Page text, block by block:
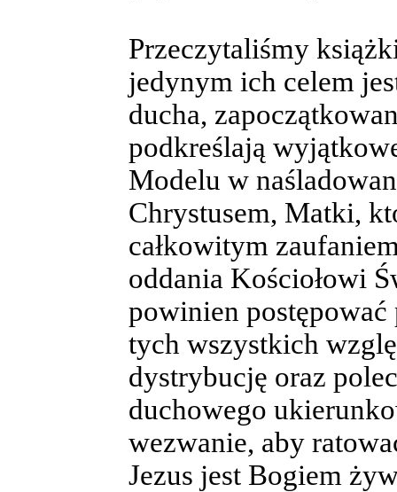
Przeczytaliśmy
jedynym ich celem
ducha,
podkreślają
Modelu w
Chrystusem, Matki,
całkowitym
oddania Kościołowi
powinien
tych wszystkich
dystrybucję oraz
duchowego
wezwanie, aby
Jezus jest Bogiem